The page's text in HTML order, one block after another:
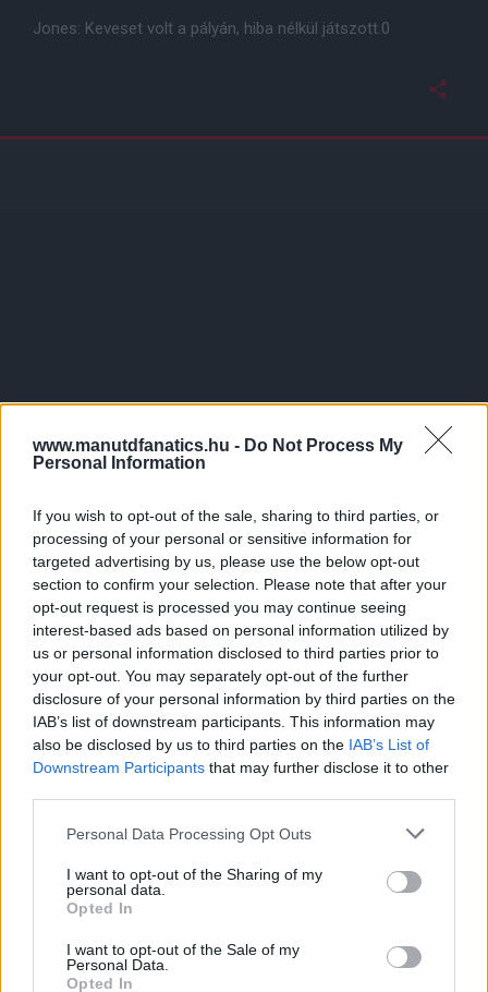
www.manutdfanatics.hu - Do Not Process My
Personal Information
If you wish to opt-out of the sale, sharing to third parties, or
processing of your personal or sensitive information for
targeted advertising by us, please use the below opt-out
section to confirm your selection. Please note that after your
opt-out request is processed you may continue seeing
interest-based ads based on personal information utilized by
us or personal information disclosed to third parties prior to
your opt-out. You may separately opt-out of the further
disclosure of your personal information by third parties on the
IAB’s list of downstream participants. This information may
also be disclosed by us to third parties on the IAB’s List of
Downstream Participants that may further disclose it to other
Please note that this website/app uses one or more Google
not limited to your visit or usage behaviour. You may click to
grant or deny consent to Google and its third-party tags to
use your data for below specified purposes in below Google
consent section.
Personal Data Processing Opt Outs
I want to opt-out of the Sharing of my
personal data.
Opted In
I want to opt-out of the Sale of my
Personal Data.
Opted In
Jones: Keveset volt a pályán, hiba nélkül játszott.0